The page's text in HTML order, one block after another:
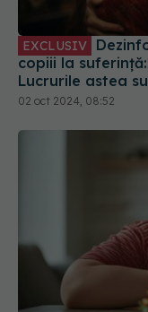
EXCLUSIV
copiii la
Lucrurile astea
decizia unor
02 oct 2024, 08:52